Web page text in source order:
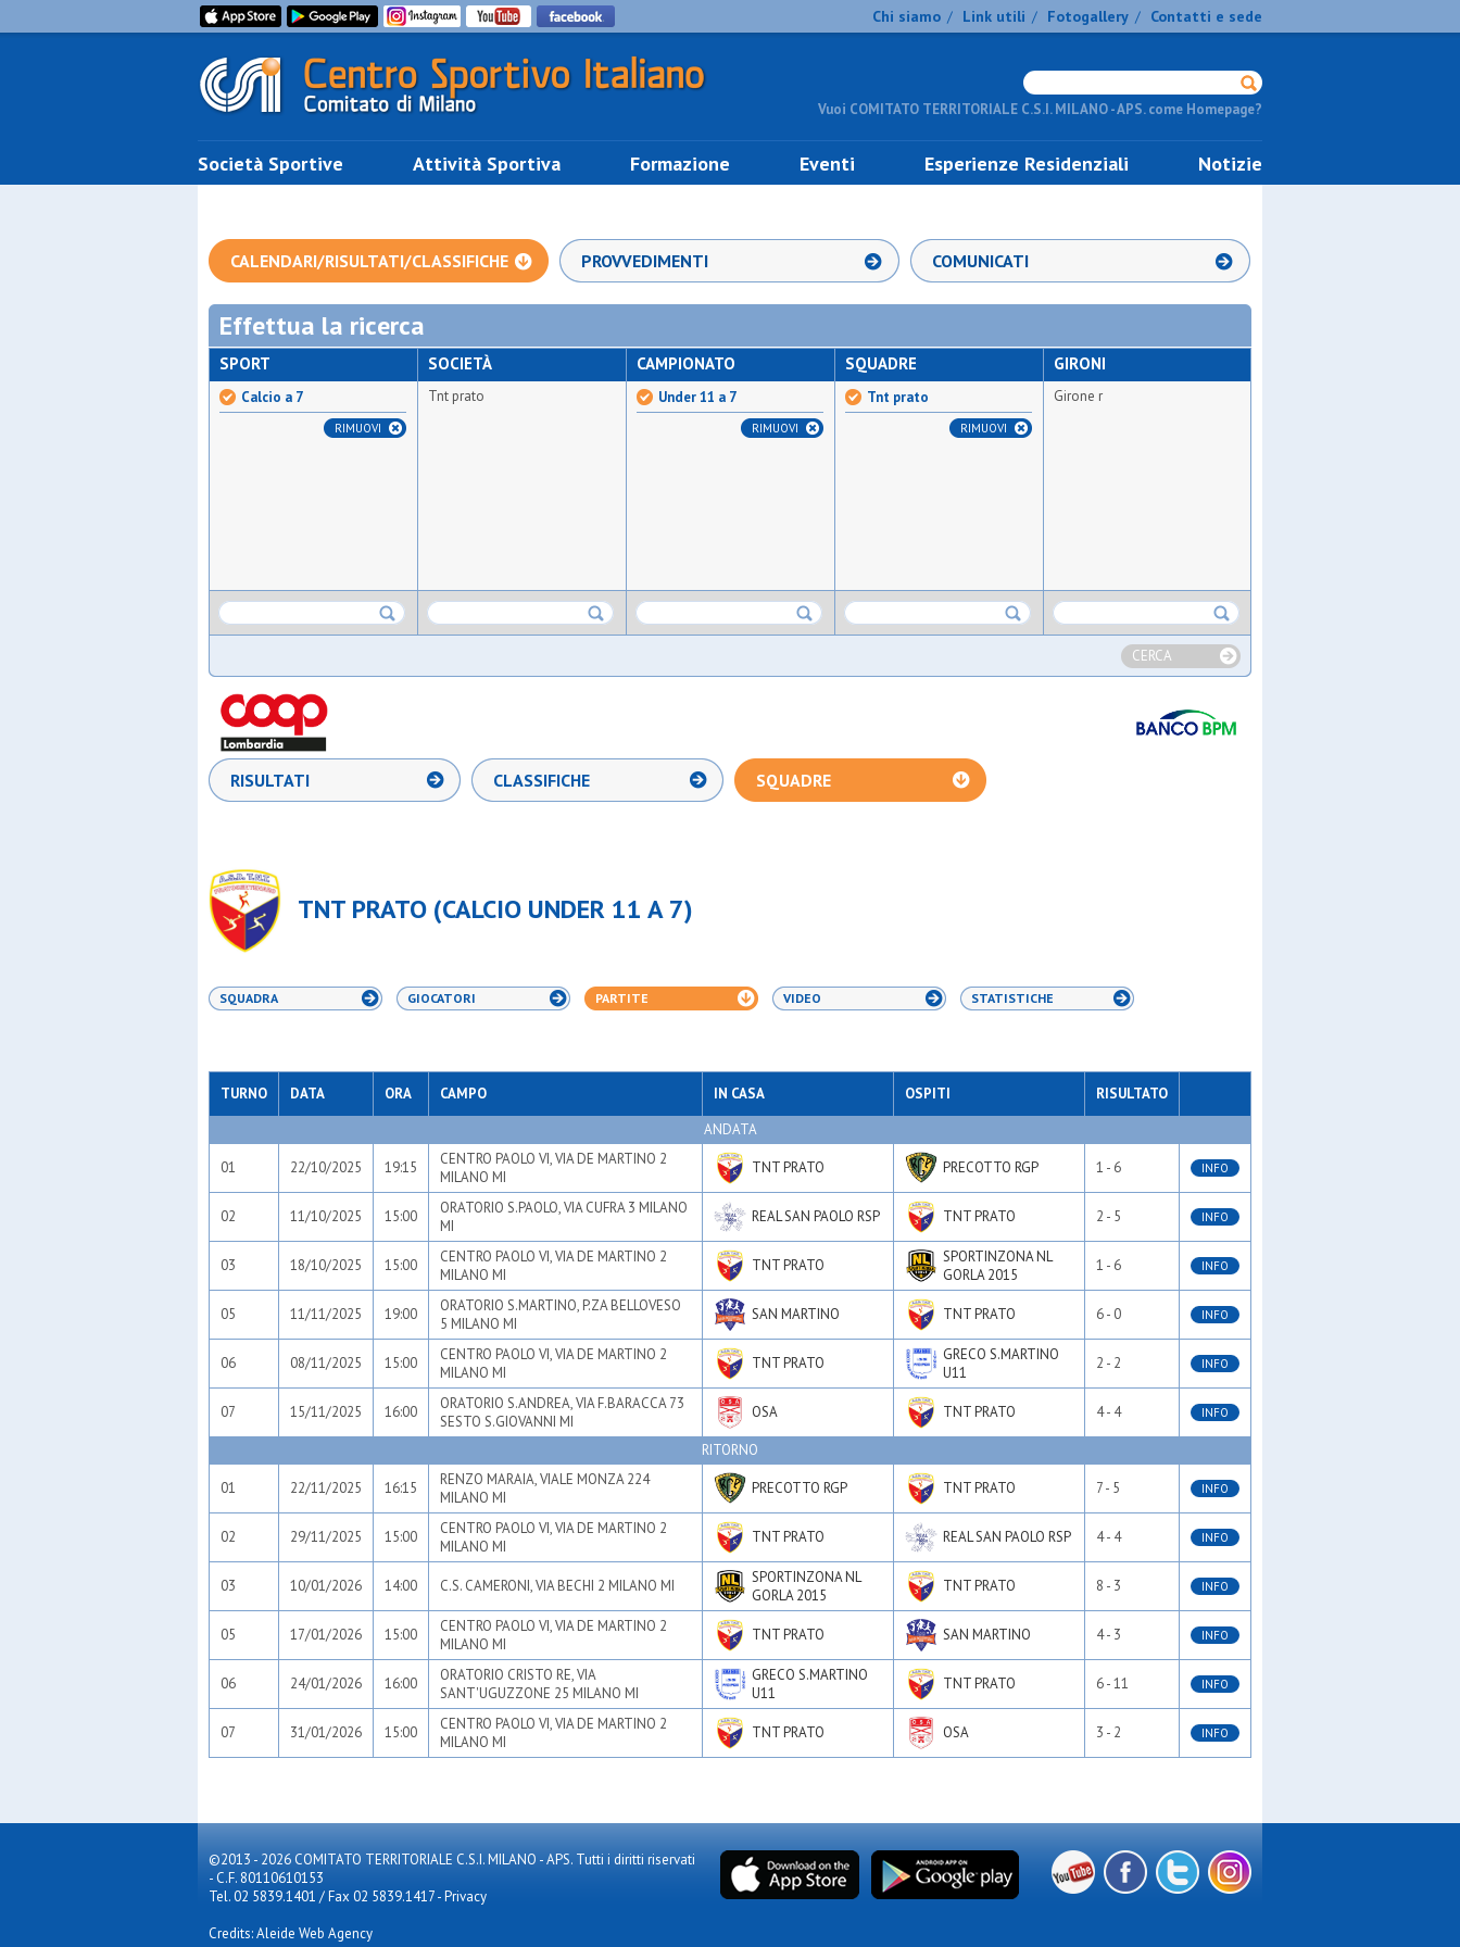
Chi siamo / Link utili / Fotogallery / Contatti e sede
Vuoi COMITATO TERRITORIALE C.S.I. MILANO - APS. come Homepage?
Società Sportive Attività Sportiva Formazione Eventi Esperienze Residenziali Notizie
CALENDARI/RISULTATI/CLASSIFICHE PROVVEDIMENTI COMUNICATI
Effettua la ricerca
SPORT
Calcio a 7
RIMUOVI
SOCIETÀ
Tnt prato
CAMPIONATO
Under 11 a 7
RIMUOVI
SQUADRE
Tnt prato
RIMUOVI
GIRONI
Girone r
CERCA
RISULTATI CLASSIFICHE SQUADRE
TNT PRATO (CALCIO UNDER 11 A 7)
SQUADRA GIOCATORI PARTITE VIDEO STATISTICHE
TURNO DATA ORA CAMPO IN CASA OSPITI
RISULTATO
ANDATA
01 22/10/2025 19:15
CENTRO PAOLO VI, VIA DE MARTINO 2
MILANO MI
TNT PRATO PRECOTTO RGP 1 - 6 INFO
02 11/10/2025 15:00
ORATORIO S.PAOLO, VIA CUFRA 3 MILANO
MI
REAL SAN PAOLO RSP TNT PRATO 2 - 5 INFO
03 18/10/2025 15:00
CENTRO PAOLO VI, VIA DE MARTINO 2
MILANO MI
TNT PRATO
SPORTINZONA NL
GORLA 2015
1 - 6 INFO
05 11/11/2025 19:00
ORATORIO S.MARTINO, P.ZA BELLOVESO
5 MILANO MI
SAN MARTINO TNT PRATO 6 - 0 INFO
06 08/11/2025 15:00
CENTRO PAOLO VI, VIA DE MARTINO 2
MILANO MI
TNT PRATO
GRECO S.MARTINO
U11
2 - 2 INFO
07 15/11/2025 16:00
ORATORIO S.ANDREA, VIA F.BARACCA 73
SESTO S.GIOVANNI MI
OSA TNT PRATO 4 - 4 INFO
RITORNO
01 22/11/2025 16:15
RENZO MARAIA, VIALE MONZA 224
MILANO MI
PRECOTTO RGP TNT PRATO 7 - 5 INFO
02 29/11/2025 15:00
CENTRO PAOLO VI, VIA DE MARTINO 2
MILANO MI
TNT PRATO REAL SAN PAOLO RSP 4 - 4 INFO
03 10/01/2026 14:00 C.S. CAMERONI, VIA BECHI 2 MILANO MI
SPORTINZONA NL
GORLA 2015
TNT PRATO 8 - 3 INFO
05 17/01/2026 15:00
CENTRO PAOLO VI, VIA DE MARTINO 2
MILANO MI
TNT PRATO SAN MARTINO 4 - 3 INFO
06 24/01/2026 16:00
ORATORIO CRISTO RE, VIA
SANT'UGUZZONE 25 MILANO MI
GRECO S.MARTINO
U11
TNT PRATO 6 - 11 INFO
07 31/01/2026 15:00
CENTRO PAOLO VI, VIA DE MARTINO 2
MILANO MI
TNT PRATO OSA 3 - 2 INFO
©2013 - 2026 COMITATO TERRITORIALE C.S.I. MILANO - APS. Tutti i diritti riservati
- C.F. 80110610153
Tel. 02 5839.1401 / Fax 02 5839.1417-Privacy
Credits: Aleide Web Agency